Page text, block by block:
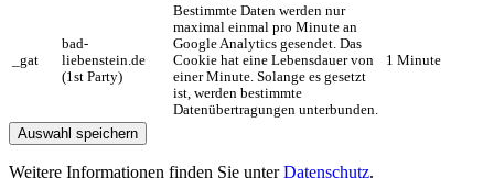
_gat
bad-
liebenstein.de
(1st Party)
Bestimmte Daten werden nur
maximal einmal pro Minute an
Google Analytics gesendet. Das
Cookie hat eine Lebensdauer von
einer Minute. Solange es gesetzt
ist, werden bestimmte
Datenübertragungen unterbunden.
1 Minute
Auswahl speichern
Weitere Informationen finden Sie unterDatenschutz.